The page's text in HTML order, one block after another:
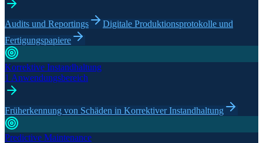
Audits und Reportings
Digitale Produktionsprotokolle und
Fertigungspapiere
Korrektive Instandhaltung
1 Anwendungsbereich
Früherkennung von Schäden in Korrektiver Instandhaltung
Predictive Maintenance